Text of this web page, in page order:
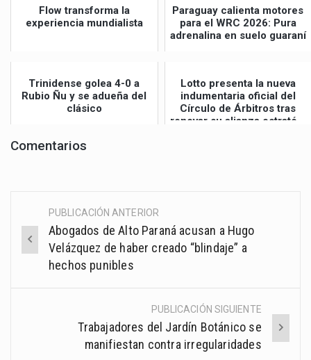
Flow transforma la
experiencia mundialista
Paraguay calienta motores
para el WRC 2026: Pura
adrenalina en suelo guaraní
Trinidense golea 4-0 a
Rubio Ñu y se adueña del
clásico
Lotto presenta la nueva
indumentaria oficial del
Círculo de Árbitros tras
renovar su alianza estraté...
Comentarios
Post
navigation
PUBLICACIÓN ANTERIOR
Abogados de Alto Paraná acusan a Hugo
Velázquez de haber creado “blindaje” a
hechos punibles
PUBLICACIÓN SIGUIENTE
Trabajadores del Jardín Botánico se
manifiestan contra irregularidades